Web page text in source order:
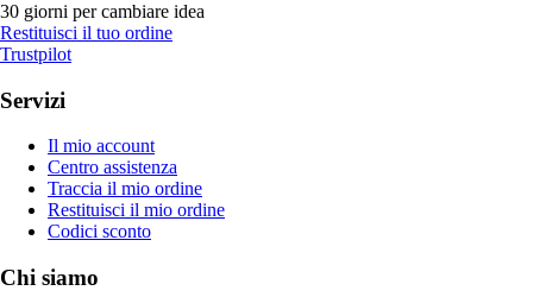
30 giorni per cambiare idea
Restituisci il tuo ordine
Trustpilot
Servizi
Il mio account
Centro assistenza
Traccia il mio ordine
Restituisci il mio ordine
Codici sconto
Chi siamo